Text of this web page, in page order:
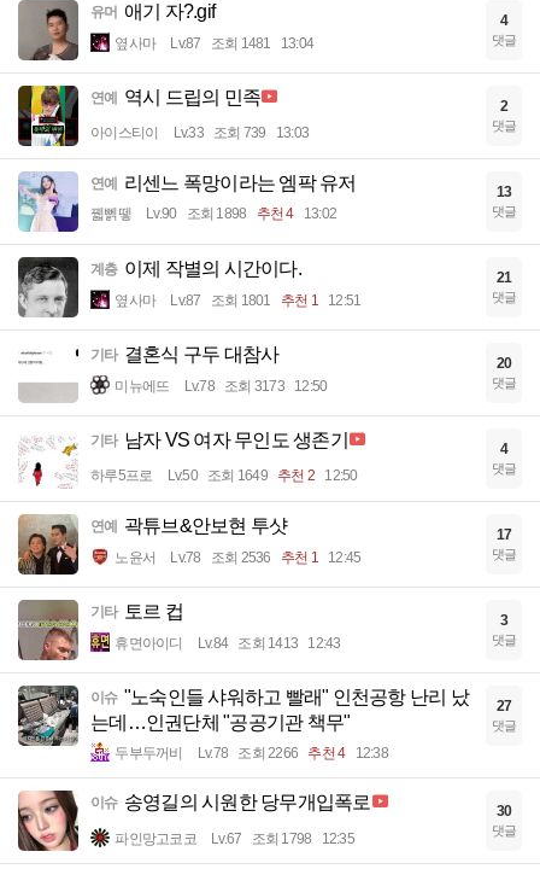
유머 애기 자?.gif
옆사마 Lv.87 조회 1481 13:04
4
댓글
연예 역시 드립의 민족
아이스티이 Lv.33 조회 739 13:03
2
댓글
연예 리센느 폭망이라는 엠팍 유저
꿻뻵뗗 Lv.90 조회 1898 추천 4 13:02
13
댓글
계층 이제 작별의 시간이다.
옆사마 Lv.87 조회 1801 추천 1 12:51
21
댓글
기타 결혼식 구두 대참사
미뉴에뜨 Lv.78 조회 3173 12:50
20
댓글
기타 남자 VS 여자 무인도 생존기
하루5프로 Lv.50 조회 1649 추천 2 12:50
4
댓글
연예 곽튜브&안보현 투샷
노윤서 Lv.78 조회 2536 추천 1 12:45
17
댓글
기타 토르 컵
휴면아이디 Lv.84 조회 1413 12:43
3
댓글
이슈 "노숙인들 샤워하고 빨래" 인천공항 난리 났
는데…인권단체 "공공기관 책무"
두부두꺼비 Lv.78 조회 2266 추천 4 12:38
27
댓글
이슈 송영길의 시원한 당무개입폭로
파인망고코코 Lv.67 조회 1798 12:35
30
댓글